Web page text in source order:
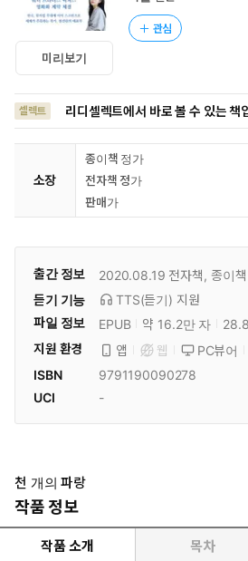
미리보기
관심
셀렉트 리디셀렉트에서 바로 볼 수 있는 책
소장
종이책 정가
전자책 정가
판매가
출간 정보 2020.08.19 전자책, 종이
듣기 기능
TTS(듣기) 지원
파일 정보
EPUB 약 16.2만 자
지원 환경
앱 웹 PC뷰어
ISBN
9791190090278
UCI
-
천 개의 파랑
작품 정보
작품 소개 목차